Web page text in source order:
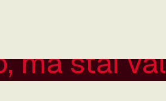
ma stai